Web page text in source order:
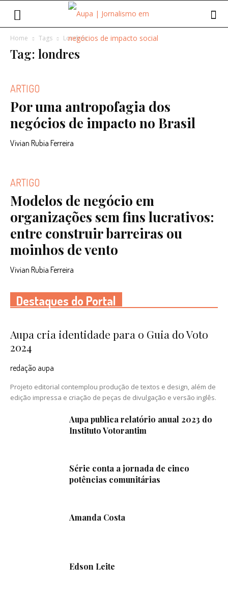
Home Tags Londres
Tag: londres
ARTIGO
Por uma antropofagia dos
negócios de impacto no Brasil
Vivian Rubia Ferreira
ARTIGO
Modelos de negócio em
organizações sem fins lucrativos:
entre construir barreiras ou
moinhos de vento
Vivian Rubia Ferreira
Destaques do Portal
Aupa cria identidade para o Guia do Voto
2024
redação aupa
Projeto editorial contemplou produção de textos e design, além de
edição impressa e criação de peças de divulgação e versão inglês.
Aupa publica relatório anual 2023 do
Instituto Votorantim
Série conta a jornada de cinco
potências comunitárias
Amanda Costa
Edson Leite